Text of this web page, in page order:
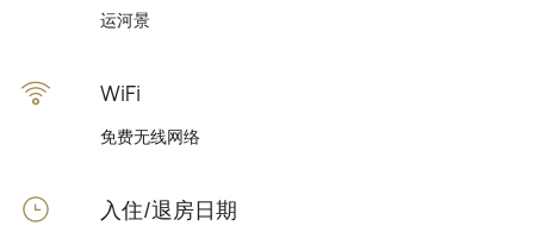
运河景
WiFi
免费无线网络
入住/退房日期